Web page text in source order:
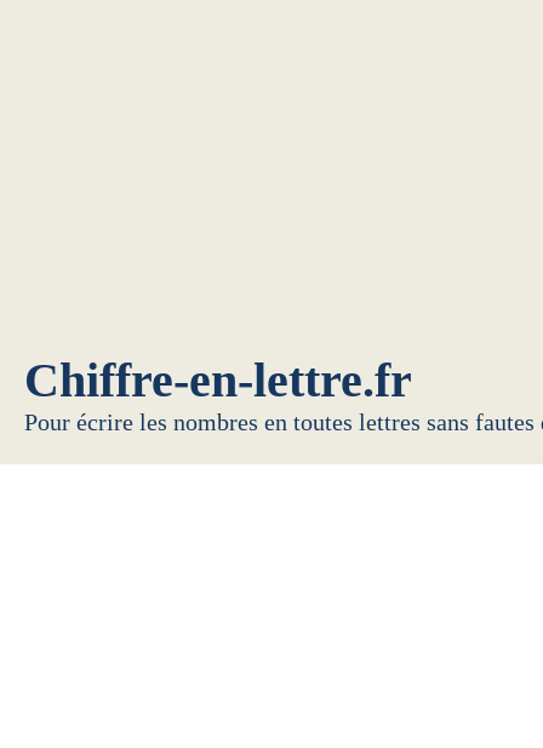
Chiffre-en-lettre.fr
Pour écrire les nombres en toutes lettres sans